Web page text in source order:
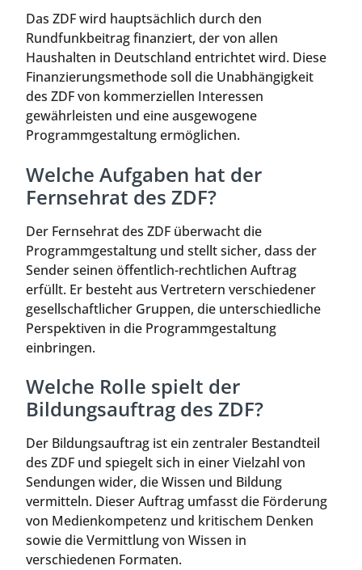
Das ZDF wird hauptsächlich durch den
Rundfunkbeitrag finanziert, der von allen
Haushalten in Deutschland entrichtet wird. Diese
Finanzierungsmethode soll die Unabhängigkeit
des ZDF von kommerziellen Interessen
gewährleisten und eine ausgewogene
Programmgestaltung ermöglichen.
Welche Aufgaben hat der
Fernsehrat des ZDF?
Der Fernsehrat des ZDF überwacht die
Programmgestaltung und stellt sicher, dass der
Sender seinen öffentlich-rechtlichen Auftrag
erfüllt. Er besteht aus Vertretern verschiedener
gesellschaftlicher Gruppen, die unterschiedliche
Perspektiven in die Programmgestaltung
einbringen.
Welche Rolle spielt der
Bildungsauftrag des ZDF?
Der Bildungsauftrag ist ein zentraler Bestandteil
des ZDF und spiegelt sich in einer Vielzahl von
Sendungen wider, die Wissen und Bildung
vermitteln. Dieser Auftrag umfasst die Förderung
von Medienkompetenz und kritischem Denken
sowie die Vermittlung von Wissen in
verschiedenen Formaten.